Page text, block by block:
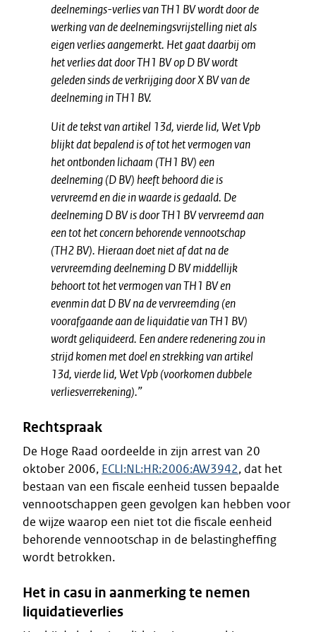
deelnemings-verlies van TH1 BV wordt door de
werking van de deelnemingsvrijstelling niet als
eigen verlies aangemerkt. Het gaat daarbij om
het verlies dat door TH1 BV op D BV wordt
geleden sinds de verkrijging door X BV van de
deelneming in TH1 BV.
Uit de tekst van artikel 13d, vierde lid, Wet Vpb
blijkt dat bepalend is of tot het vermogen van
het ontbonden lichaam (TH1 BV) een
deelneming (D BV) heeft behoord die is
vervreemd en die in waarde is gedaald. De
deelneming D BV is door TH1 BV vervreemd aan
een tot het concern behorende vennootschap
(TH2 BV). Hieraan doet niet af dat na de
vervreemding deelneming D BV middellijk
behoort tot het vermogen van TH1 BV en
evenmin dat D BV na de vervreemding (en
voorafgaande aan de liquidatie van TH1 BV)
wordt geliquideerd. Een andere redenering zou in
strijd komen met doel en strekking van artikel
13d, vierde lid, Wet Vpb (voorkomen dubbele
verliesverrekening).”
Rechtspraak
De Hoge Raad oordeelde in zijn arrest van 20
oktober 2006, ECLI:NL:HR:2006:AW3942, dat het
bestaan van een fiscale eenheid tussen bepaalde
vennootschappen geen gevolgen kan hebben voor
de wijze waarop een niet tot die fiscale eenheid
behorende vennootschap in de belastingheffing
wordt betrokken.
Het in casu in aanmerking te nemen
liquidatieverlies